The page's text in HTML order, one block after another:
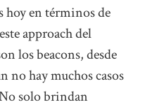
hoy en términos de
approach del
los beacons, desde
no hay muchos casos
solo brindan